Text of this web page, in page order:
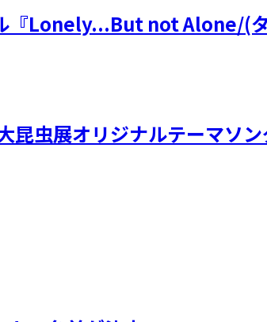
『Lonely...But not Alone/(
昆虫展オリジナルテーマソ